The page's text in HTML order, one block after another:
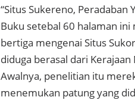
“Situs Sukereno, Peradaban
Buku setebal 60 halaman
bertiga mengenai Situs
diduga berasal dari Kerajaan
Awalnya, penelitian itu
menemukan patung yang